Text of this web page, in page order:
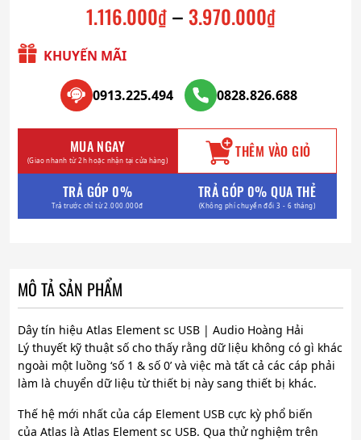
1.116.000₫ – 3.970.000₫
Khoảng
từ
1.116.000₫
đến
3.970.000₫
KHUYẾN MÃI
0913.225.494 0828.826.688
MUA NGAY
(Giao nhanh từ 2h hoặc nhận tại cửa hàng) THÊM VÀO GIỎ
TRẢ GÓP 0%
Trả trước chỉ từ 2.000.000đ
TRẢ GÓP 0% QUA THẺ
(Không phí chuyển đổi 3 - 6 tháng)
MÔ TẢ SẢN PHẨM
Dây tín hiệu Atlas Element sc USB | Audio Hoàng Hải
Lý thuyết kỹ thuật số cho thấy rằng dữ liệu không có gì khác
ngoài một luồng ‘số 1 & số 0’ và việc mà tất cả các cáp phải
làm là chuyển dữ liệu từ thiết bị này sang thiết bị khác.
Thế hệ mới nhất của cáp Element USB cực kỳ phổ biến
của Atlas là Atlas Element sc USB. Qua thử nghiệm trên